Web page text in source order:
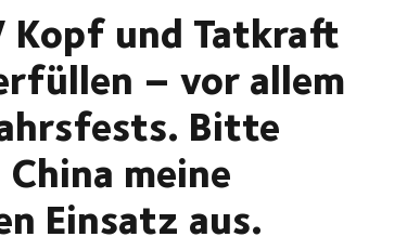
Kopf und Tatkraft
– vor allem
Bitte
meine
Einsatz aus.